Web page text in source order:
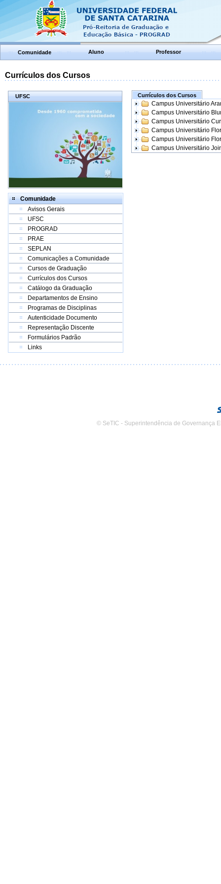
Comunidade Aluno Professor
Currículos dos Cursos
UFSC
Comunidade
Avisos Gerais
UFSC
PROGRAD
PRAE
SEPLAN
Comunicações a Comunidade
Cursos de Graduação
Currículos dos Cursos
Catálogo da Graduação
Departamentos de Ensino
Programas de Disciplinas
Autenticidade Documento
Representação Discente
Formulários Padrão
Links
Currículos dos Cursos
Campus Universitário
Campus Universitário
Campus Universitário
Campus Universitário
Campus Universitário
Campus Universitário
© SeTIC - Superintendência de Governança